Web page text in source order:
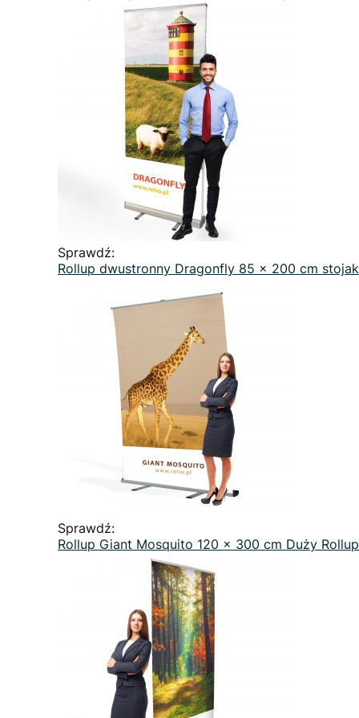
Sprawdź:
Rollup dwustronny Dragonfly 85 x 200 cm
Sprawdź:
Rollup Giant Mosquito 120 x 300 cm Duży